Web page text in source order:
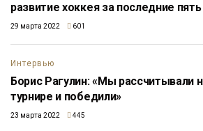
развитие хоккея за последние пять
29 марта 2022 601
Интервью
Борис Рагулин: «Мы рассчитывали
турнире и победили»
23 марта 2022 445